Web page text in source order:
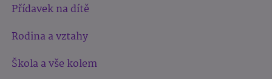
Přídavek na dítě
Rodina a vztahy
Škola a vše kolem